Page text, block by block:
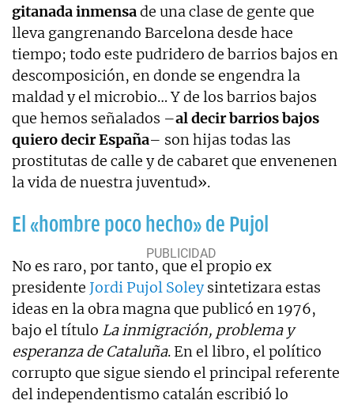
gitanada inmensade una clase de gente que
lleva gangrenando Barcelona desde hace
tiempo; todo este pudridero de barrios bajos en
descomposición, en donde se engendra la
maldad y el microbio… Y de los barrios bajos
que hemos señalados –al decir barrios bajos
quiero decir España– son hijas todas las
prostitutas de calle y de cabaret que envenenen
la vida de nuestra juventud».
El «hombre poco hecho» de Pujol
No es raro, por tanto, que el propio ex
presidente Jordi Pujol Soleysintetizara estas
ideas en la obra magna que publicó en 1976,
bajo el título La inmigración, problema y
esperanza de Cataluña. En el libro, el político
corrupto que sigue siendo el principal referente
del independentismo catalán escribió lo